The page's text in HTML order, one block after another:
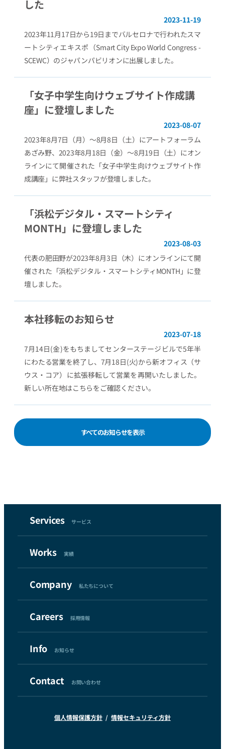
した
2023年11月17日から19日までバルセロナで行われたスマ
ートシティエキスポ（Smart City Expo World Congress -
SCEWC）のジャパンパビリオンに出展しました。
2023-11-19
「女子中学生向けウェブサイト作成講
座」に登壇しました
2023年8月7日（月）〜8月8日（土）にアートフォーラム
あざみ野、2023年8月18日（金）〜8月19日（土）にオン
ラインにて開催された「女子中学生向けウェブサイト作
成講座」に弊社スタッフが登壇しました。
2023-08-07
「浜松デジタル・スマートシティ
MONTH」に登壇しました
代表の肥田野が2023年8月3日（木）にオンラインにて開
催された「浜松デジタル・スマートシティMONTH」に登
壇しました。
2023-08-03
本社移転のお知らせ
7月14日(金)をもちましてセンターステージビルで5年半
にわたる営業を終了し、7月18日(火)から新オフィス（サ
ウス・コア）に拡張移転して営業を再開いたしました。
新しい所在地はこちらをご確認ください。
2023-07-18
すべてのお知らせを表示
Services サービス
Works 実績
Company 私たちについて
Careers 採用情報
Info お知らせ
Contact お問い合わせ
個人情報保護方針 情報セキュリティ方針